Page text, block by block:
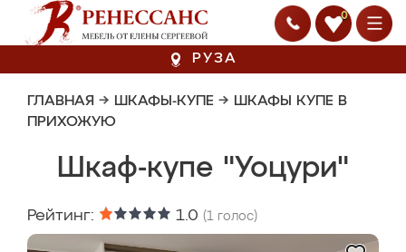
0
РУЗА
ГЛАВНАЯ → ШКАФЫ-КУПЕ → ШКАФЫ КУПЕ В
ПРИХОЖУЮ
Шкаф-купе "Уоцури"
Рейтинг: 1.0 (1 голос)